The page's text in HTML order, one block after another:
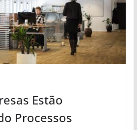
Estão
Processos